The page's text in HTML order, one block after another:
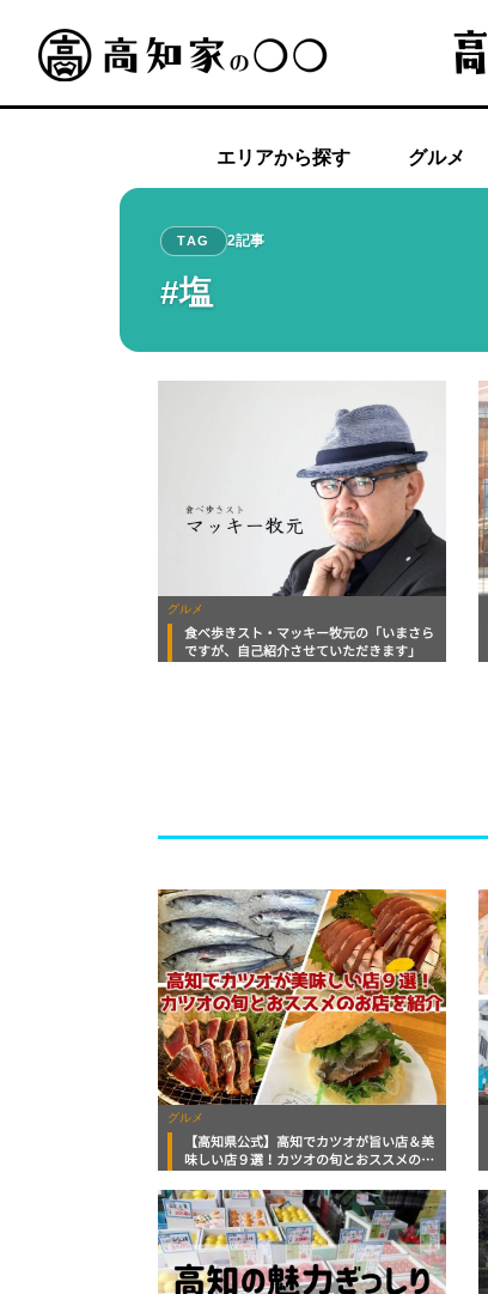
エリアから探す グルメ
TAG 2記事
#塩
グルメ
食べ歩きスト・マッキー牧元の「いまさら
ですが、自己紹介させていただきます」
グルメ
【高知県公式】高知でカツオが旨い店＆美
味しい店９選！カツオの旬とおススメのお